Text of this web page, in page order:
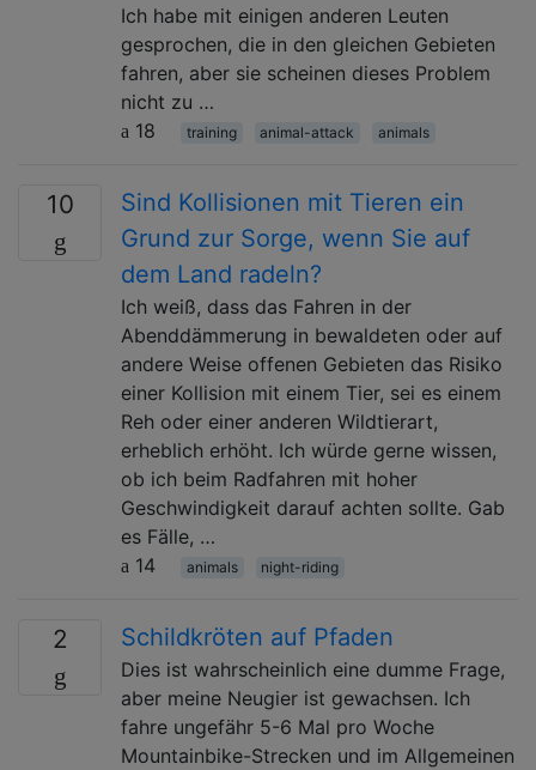
Ich habe mit einigen anderen Leuten
gesprochen, die in den gleichen Gebieten
fahren, aber sie scheinen dieses Problem
nicht zu …
18
training animal-attack animals
10
Sind Kollisionen mit Tieren ein
Grund zur Sorge, wenn Sie auf
dem Land radeln?
Ich weiß, dass das Fahren in der
Abenddämmerung in bewaldeten oder auf
andere Weise offenen Gebieten das Risiko
einer Kollision mit einem Tier, sei es einem
Reh oder einer anderen Wildtierart,
erheblich erhöht. Ich würde gerne wissen,
ob ich beim Radfahren mit hoher
Geschwindigkeit darauf achten sollte. Gab
es Fälle, …
14
animals night-riding
2 Schildkröten auf Pfaden
Dies ist wahrscheinlich eine dumme Frage,
aber meine Neugier ist gewachsen. Ich
fahre ungefähr 5-6 Mal pro Woche
Mountainbike-Strecken und im Allgemeinen